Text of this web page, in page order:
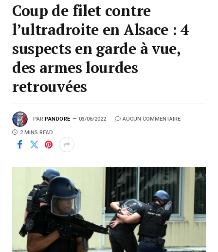
Coup de filet contre
l’ultradroite en Alsace : 4
suspects en garde à vue,
des armes lourdes
retrouvées
PAR PANDORE 03/06/2022 AUCUN COMMENTAIRE
2 MINS READ